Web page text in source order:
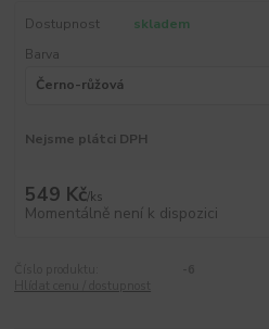
Dostupnost
skladem
Barva
Nejsme plátci DPH
549 Kč/ks
Momentálně není k dispozici